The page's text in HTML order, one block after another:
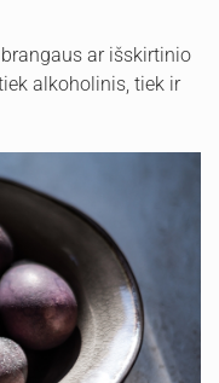
ar išskirtinio
alkoholinis, tiek ir